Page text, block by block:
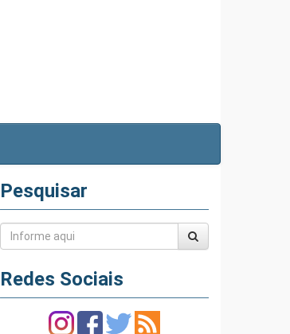
Pesquisar
Redes Sociais